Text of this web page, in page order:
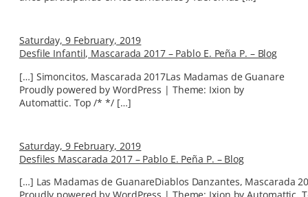
Saturday, 9 February, 2019
Desfile Infantil, Mascarada 2017 – Pablo E. Peña P. – Blog
[…] Simoncitos, Mascarada 2017Las Madamas de Guanare
Proudly powered by WordPress | Theme: Ixion by
Automattic. Top /* */ […]
Saturday, 9 February, 2019
Desfiles Mascarada 2017 – Pablo E. Peña P. – Blog
[…] Las Madamas de GuanareDiablos Danzantes, Mascarada